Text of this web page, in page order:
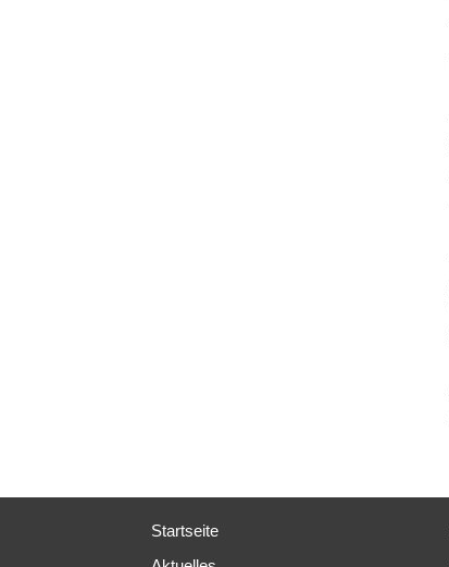
Startseite